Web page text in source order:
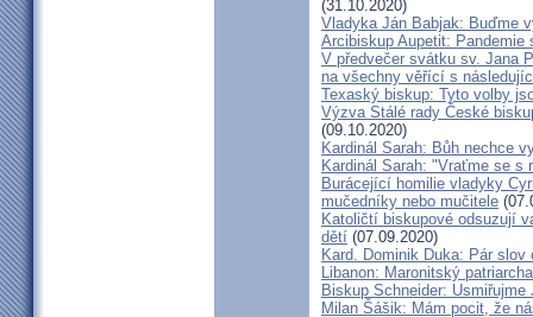
(31.10.2020)
Vladyka Ján Babjak: Buďme
Arcibiskup Aupetit: Pandemie
V předvečer svátku sv. Jana
na všechny věřící s
Texaský biskup: Tyto volby
Výzva Stálé rady České
(09.10.2020)
Kardinál Sarah: Bůh nechce
Kardinál Sarah: "Vraťme se s
Burácející homilie vladyky
mučedníky nebo mučitele
Katoličtí biskupové odsuzují
dětí (07.09.2020)
Kard. Dominik Duka: Pár slov
Libanon: Maronitský
Biskup Schneider:
Milan Šášik: Mám pocit, že